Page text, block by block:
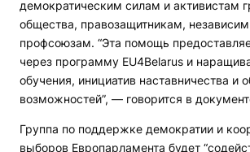
демократическим силам и активистам
общества, правозащитникам,
профсоюзам. “Эта помощь
через программу EU4Belarus и
обучения, инициатив наставничества и
возможностей”, — говорится в
Группа по поддержке демократии и
выборов Европарламента будет